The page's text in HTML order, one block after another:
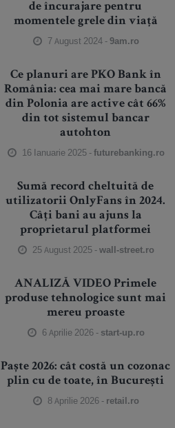
de încurajare pentru
momentele grele din viață
7 August 2024 -9am.ro
Ce planuri are PKO Bank în
România: cea mai mare bancă
din Polonia are active cât 66%
din tot sistemul bancar
autohton
16 Ianuarie 2025 -futurebanking.ro
Sumă record cheltuită de
utilizatorii OnlyFans în 2024.
Câți bani au ajuns la
proprietarul platformei
25 August 2025 -wall-street.ro
ANALIZĂ VIDEO Primele
produse tehnologice sunt mai
mereu proaste
6 Aprilie 2026 - start-up.ro
Paște 2026: cât costă un cozonac
plin cu de toate, în București
8 Aprilie 2026 - retail.ro